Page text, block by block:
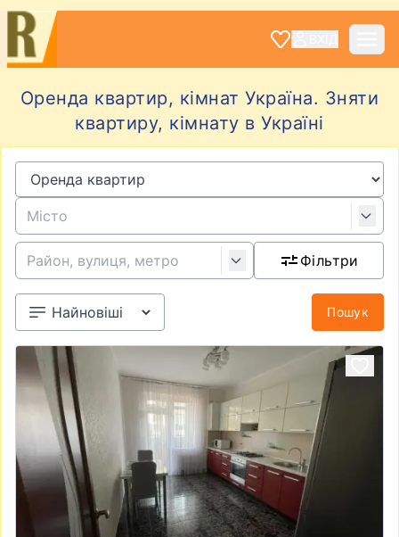
Оренда квартир, кімнат Україна. Зняти
квартиру, кімнату в Україні
Фільтри
Пошук